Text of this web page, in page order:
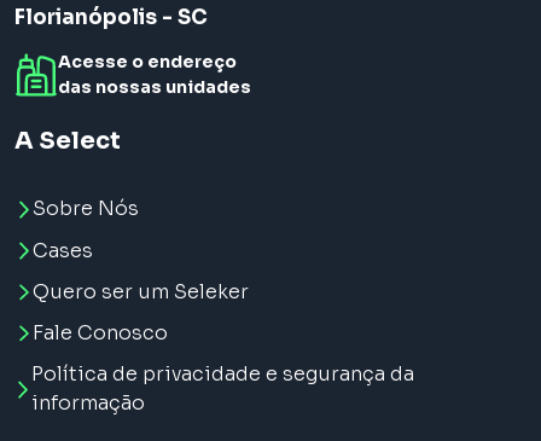
Florianópolis - SC
Acesse o endereço
das nossas unidades
A Select
Sobre Nós
Cases
Quero ser um Seleker
Fale Conosco
Política de privacidade e segurança da
informação